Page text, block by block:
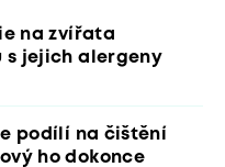
na zvířata
s jejich alergeny
podílí na čištění
ho dokonce